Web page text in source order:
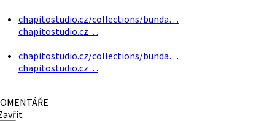
chapitostudio.cz/collections/bunda…
chapitostudio.cz…
chapitostudio.cz/collections/bunda…
chapitostudio.cz…